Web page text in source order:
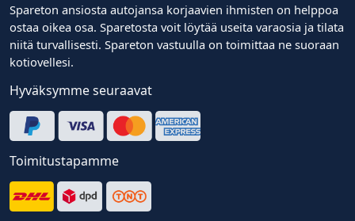
Spareton ansiosta autojansa korjaavien ihmisten on helppoa
ostaa oikea osa. Sparetosta voit löytää useita varaosia ja tilata
niitä turvallisesti. Spareton vastuulla on toimittaa ne suoraan
kotiovellesi.
Hyväksymme seuraavat
Toimitustapamme